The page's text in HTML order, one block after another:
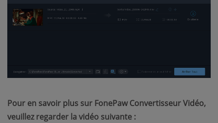
Pour en savoir plus sur FonePaw Convertisseur Vidéo,
veuillez regarder la vidéo suivante :